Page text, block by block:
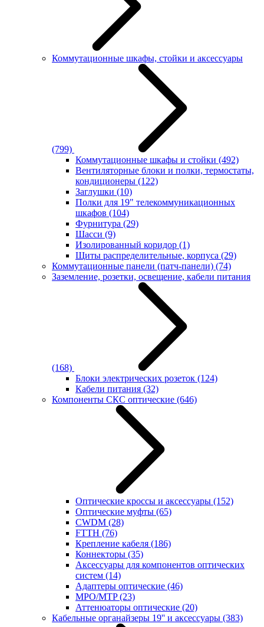
Коммутационные шкафы, стойки и аксессуары
(799)
Коммутационные шкафы и стойки (492)
Вентиляторные блоки и полки, термостаты,
кондиционеры (122)
Заглушки (10)
Полки для 19" телекоммуникационных
шкафов (104)
Фурнитура (29)
Шасси (9)
Изолированный коридор (1)
Щиты распределительные, корпуса (29)
Коммутационные панели (патч-панели) (74)
Заземление, розетки, освещение, кабели питания
(168)
Блоки электрических розеток (124)
Кабели питания (32)
Компоненты СКС оптические (646)
Оптические кроссы и аксессуары (152)
Оптические муфты (65)
CWDM (28)
FTTH (76)
Крепление кабеля (186)
Коннекторы (35)
Аксессуары для компонентов оптических
систем (14)
Адаптеры оптические (46)
MPO/MTP(23)
Аттенюаторы оптические (20)
Кабельные органайзеры 19'' и аксессуары (383)